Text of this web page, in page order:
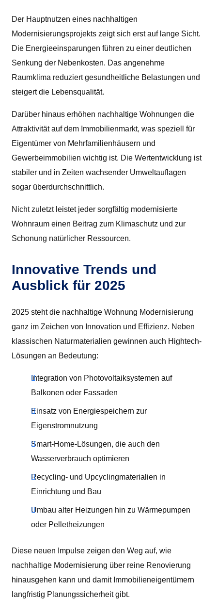
Der Hauptnutzen eines nachhaltigen
Modernisierungsprojekts zeigt sich erst auf lange Sicht.
Die Energieeinsparungen führen zu einer deutlichen
Senkung der Nebenkosten. Das angenehme
Raumklima reduziert gesundheitliche Belastungen und
steigert die Lebensqualität.
Darüber hinaus erhöhen nachhaltige Wohnungen die
Attraktivität auf dem Immobilienmarkt, was speziell für
Eigentümer von Mehrfamilienhäusern und
Gewerbeimmobilien wichtig ist. Die Wertentwicklung ist
stabiler und in Zeiten wachsender Umweltauflagen
sogar überdurchschnittlich.
Nicht zuletzt leistet jeder sorgfältig modernisierte
Wohnraum einen Beitrag zum Klimaschutz und zur
Schonung natürlicher Ressourcen.
Innovative Trends und
Ausblick für 2025
2025 steht die nachhaltige Wohnung Modernisierung
ganz im Zeichen von Innovation und Effizienz. Neben
klassischen Naturmaterialien gewinnen auch Hightech-
Lösungen an Bedeutung:
Integration von Photovoltaiksystemen auf
Balkonen oder Fassaden
Einsatz von Energiespeichern zur
Eigenstromnutzung
Smart-Home-Lösungen, die auch den
Wasserverbrauch optimieren
Recycling- und Upcyclingmaterialien in
Einrichtung und Bau
Umbau alter Heizungen hin zu Wärmepumpen
oder Pelletheizungen
Diese neuen Impulse zeigen den Weg auf, wie
nachhaltige Modernisierung über reine Renovierung
hinausgehen kann und damit Immobilieneigentümern
langfristig Planungssicherheit gibt.